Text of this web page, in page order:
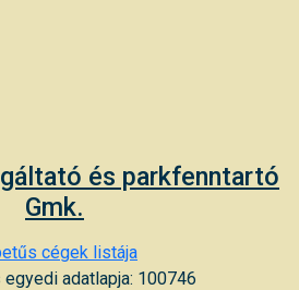
és parkfenntartó
Gmk.
cégek listája
adatlapja: 100746